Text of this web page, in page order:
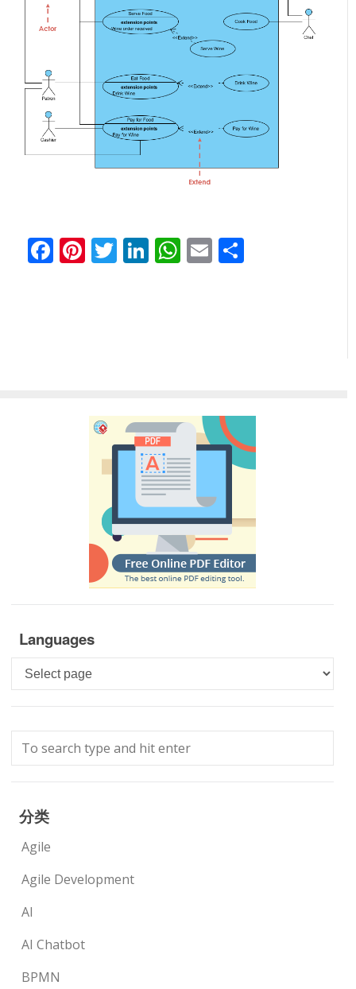
Facebook
Pinterest
Twitter
LinkedIn
WhatsApp
Email
Languages
Languages
分类
Agile
Agile Development
AI
AI Chatbot
BPMN